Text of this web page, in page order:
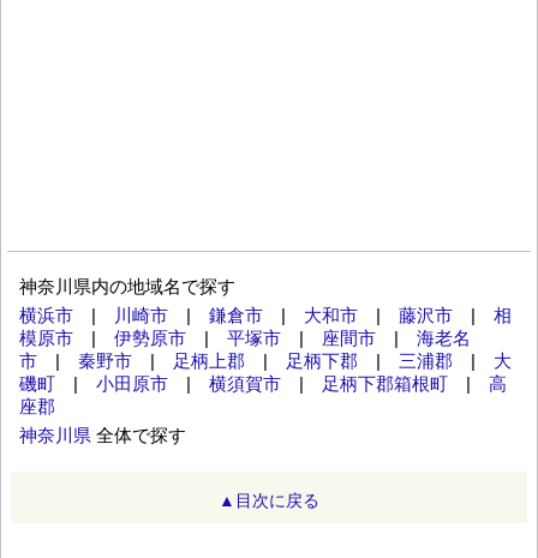
神奈川県内の地域名で探す
横浜市
川崎市 鎌倉市 大和市 藤沢市
相
模原市
伊勢原市 平塚市 座間市
海老名
市
秦野市 足柄上郡 足柄下郡 三浦郡
大
磯町
小田原市 横須賀市 足柄下郡箱根町
高
座郡
神奈川県 全体で探す
▲目次に戻る